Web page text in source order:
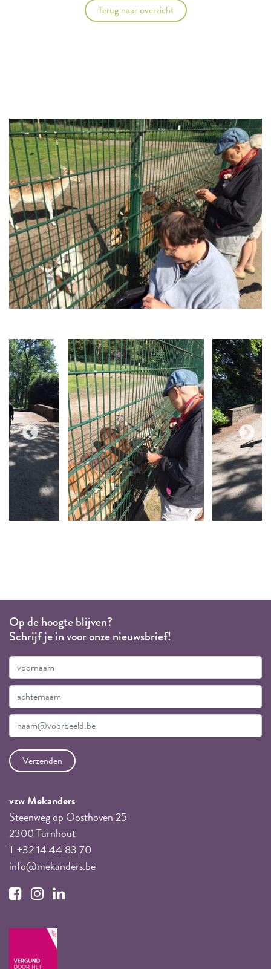
Terug naar overzicht
Op de hoogte blijven?
Schrijf je in voor onze nieuwsbrief!
vzw Mekanders
Steenweg op Oosthoven 25
2300 Turnhout
T +32 14 44 83 70
info@mekanders.be